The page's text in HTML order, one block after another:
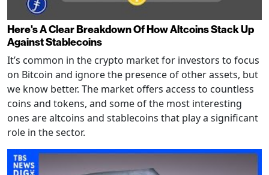
Here's A Clear Breakdown Of How Altcoins Stack Up
Against Stablecoins
It’s common in the crypto market for investors to focus
on Bitcoin and ignore the presence of other assets, but
we know better. The market offers access to countless
coins and tokens, and some of the most interesting
ones are altcoins and stablecoins that play a significant
role in the sector.